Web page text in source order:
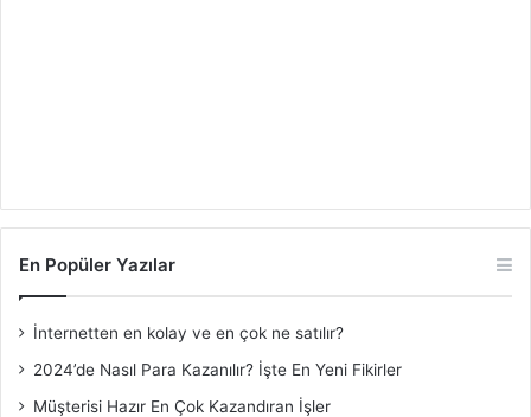
En Popüler Yazılar
İnternetten en kolay ve en çok ne satılır?
2024’de Nasıl Para Kazanılır? İşte En Yeni Fikirler
Müşterisi Hazır En Çok Kazandıran İşler